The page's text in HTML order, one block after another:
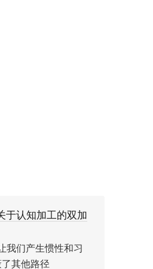
于认知加工的双加
我们产生惯性和习
其他路径